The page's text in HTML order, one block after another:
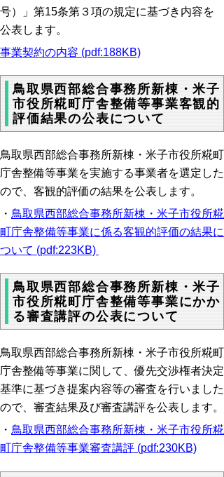
号）」第15条第３項の規定に基づき内容を
公表します。
事業契約の内容 (pdf:188KB)
鳥取県西部総合事務所新棟・米子
市役所糀町庁舎整備等事業客観的
評価結果の公表について
鳥取県西部総合事務所新棟・米子市役所糀町
庁舎整備等事業を実施する事業者を選定した
ので、客観的評価の結果を公表します。
・ 鳥取県西部総合事務所新棟・米子市役所糀
町庁舎整備等事業に係る客観的評価の結果に
ついて (pdf:223KB)
鳥取県西部総合事務所新棟・米子
市役所糀町庁舎整備等事業にかか
る審査講評の公表について
鳥取県西部総合事務所新棟・米子市役所糀町
庁舎整備等事業に関して、優先交渉権者決定
基準に基づき提案内容等の審査を行いました
ので、審査結果及び審査講評を公表します。
・ 鳥取県西部総合事務所新棟・米子市役所糀
町庁舎整備等事業審査講評 (pdf:230KB)